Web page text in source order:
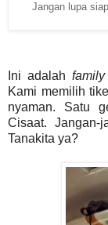
Jangan lupa
Ini adalah
Kami memilih
nyaman. Satu
Cisaat. Jangan-
Tanakita ya?